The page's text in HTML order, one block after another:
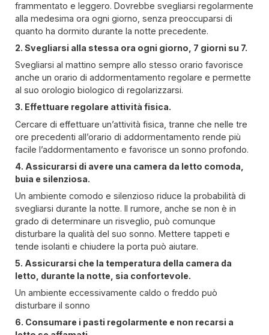
frammentato e leggero. Dovrebbe svegliarsi regolarmente
alla medesima ora ogni giorno, senza preoccuparsi di
quanto ha dormito durante la notte precedente.
2. Svegliarsi alla stessa ora ogni giorno, 7 giorni su 7.
Svegliarsi al mattino sempre allo stesso orario favorisce
anche un orario di addormentamento regolare e permette
al suo orologio biologico di regolarizzarsi.
3. Effettuare regolare attività fisica.
Cercare di effettuare un’attività fisica, tranne che nelle tre
ore precedenti all’orario di addormentamento rende più
facile l’addormentamento e favorisce un sonno profondo.
4. Assicurarsi di avere una camera da letto comoda,
buia e silenziosa.
Un ambiente comodo e silenzioso riduce la probabilità di
svegliarsi durante la notte. Il rumore, anche se non è in
grado di determinare un risveglio, può comunque
disturbare la qualità del suo sonno. Mettere tappeti e
tende isolanti e chiudere la porta può aiutare.
5. Assicurarsi che la temperatura della camera da
letto, durante la notte, sia confortevole.
Un ambiente eccessivamente caldo o freddo può
disturbare il sonno
6. Consumare i pasti regolarmente e non recarsi a